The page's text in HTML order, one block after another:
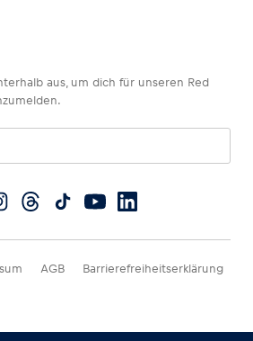
aus, um dich für unseren Red
AGB Barrierefreiheitserklärung